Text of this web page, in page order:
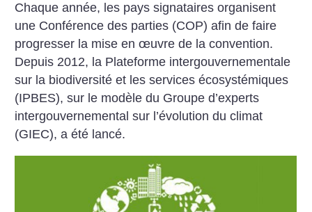
Chaque année, les pays signataires organisent
une Conférence des parties (COP) afin de faire
progresser la mise en œuvre de la convention.
Depuis 2012, la Plateforme intergouvernementale
sur la biodiversité et les services écosystémiques
(IPBES), sur le modèle du Groupe d’experts
intergouvernemental sur l’évolution du climat
(GIEC), a été lancé.